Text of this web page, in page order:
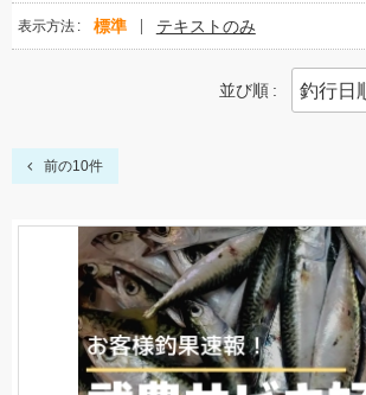
表示方法 標準 テキストのみ
並び順
前の10件